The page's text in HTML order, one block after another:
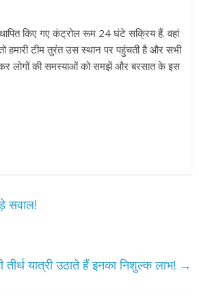
किए गए कंट्रोल रूम 24 घंटे सक्रिय हैं. वहां
हमारी टीम तुरंत उस स्थान पर पहुंचती है और सभी
लोगों की समस्याओं को समझें और बरसात के इस
सवाल!
यात्री उठाते हैं इनका निशुल्क लाभ! →